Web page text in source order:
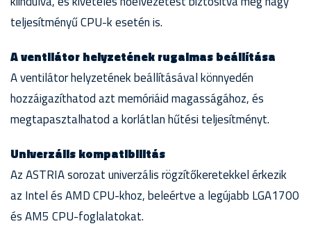
teljesítményű CPU-k esetén is.
A ventilátor helyzetének rugalmas beállítása
A ventilátor helyzetének beállításával könnyedén
hozzáigazíthatod azt memóriáid magasságához, és
megtapasztalhatod a korlátlan hűtési teljesítményt.
Univerzális kompatibilitás
Az ASTRIA sorozat univerzális rögzítőkeretekkel érkezik
az Intel és AMD CPU-khoz, beleértve a legújabb LGA1700
és AM5 CPU-foglalatokat.